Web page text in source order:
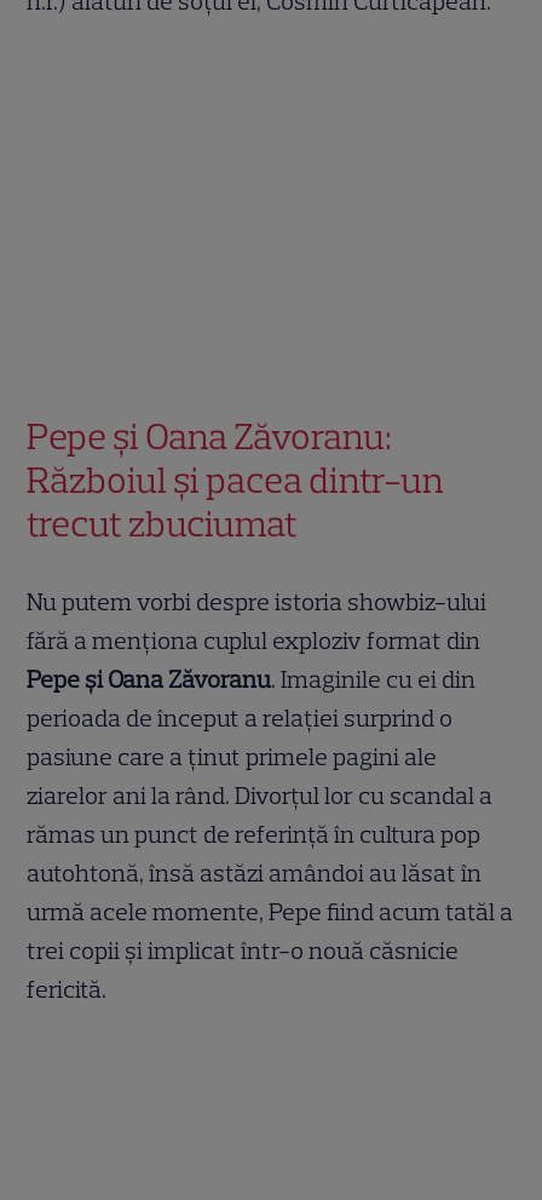
Pepe și Oana Zăvoranu:
Războiul și pacea dintr-un
trecut zbuciumat
Nu putem vorbi despre istoria showbiz-ului
fără a menționa cuplul exploziv format din
Pepe și Oana Zăvoranu. Imaginile cu ei din
perioada de început a relației surprind o
pasiune care a ținut primele pagini ale
ziarelor ani la rând. Divorțul lor cu scandal a
rămas un punct de referință în cultura pop
autohtonă, însă astăzi amândoi au lăsat în
urmă acele momente, Pepe fiind acum tatăl a
trei copii și implicat într-o nouă căsnicie
fericită.